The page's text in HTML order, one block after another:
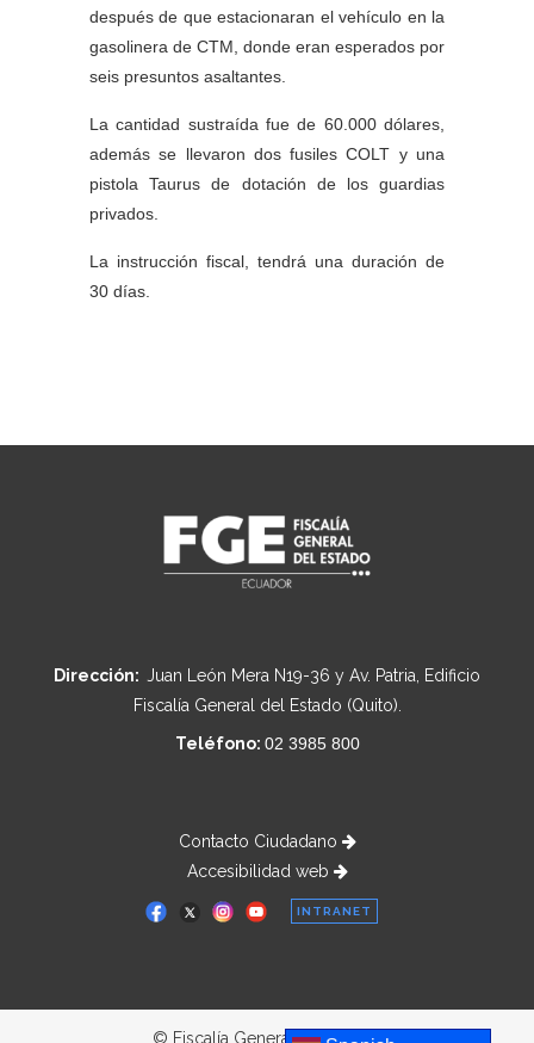
después de que estacionaran el vehículo en la
gasolinera de CTM, donde eran esperados por
seis presuntos asaltantes.
La cantidad sustraída fue de 60.000 dólares,
además se llevaron dos fusiles COLT y una
pistola Taurus de dotación de los guardias
privados.
La instrucción fiscal, tendrá una duración de
30 días.
Dirección: Juan León Mera N19-36 y Av. Patria, Edificio
Fiscalía General del Estado (Quito).
Teléfono: 02 3985 800
Contacto Ciudadano
Accesibilidad web
INTRANET
© Fiscalía General del Estado